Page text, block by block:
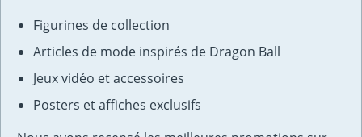
Figurines de collection
Articles de mode inspirés de Dragon Ball
Jeux vidéo et accessoires
Posters et affiches exclusifs